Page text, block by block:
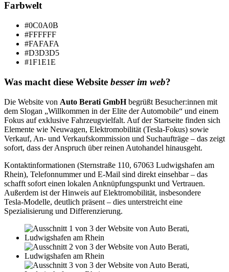
Farbwelt
#0C0A0B
#FFFFFF
#FAFAFA
#D3D3D5
#1F1E1E
Was macht diese Website besser im web?
Die Website von Auto Berati GmbHbegrüßt Besucher:innen mit
dem Slogan „Willkommen in der Elite der Automobile“ und einem
Fokus auf exklusive Fahrzeugvielfalt. Auf der Startseite finden sich
Elemente wie Neuwagen, Elektromobilität (Tesla‑Fokus) sowie
Verkauf, An- und Verkaufskommission und Suchaufträge – das zeigt
sofort, dass der Anspruch über reinen Autohandel hinausgeht.
Kontaktinformationen (Sternstraße 110, 67063 Ludwigshafen am
Rhein), Telefonnummer und E‑Mail sind direkt einsehbar – das
schafft sofort einen lokalen Anknüpfungspunkt und Vertrauen.
Außerdem ist der Hinweis auf Elektromobilität, insbesondere
Tesla‑Modelle, deutlich präsent – dies unterstreicht eine
Spezialisierung und Differenzierung.